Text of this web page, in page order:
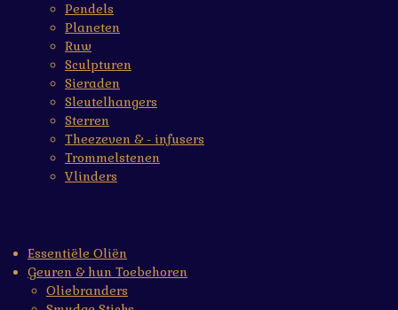
Pendels
Planeten
Ruw
Sculpturen
Sieraden
Sleutelhangers
Sterren
Theezeven & - infusers
Trommelstenen
Vlinders
Essentiële Oliën
Geuren & hun Toebehoren
Oliebranders